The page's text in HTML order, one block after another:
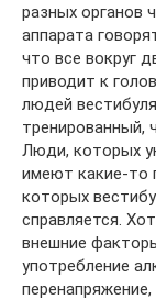
разных органов
аппарата
что все вокруг
приводит к
людей
тренированный,
Люди, которых
имеют какие-то
которых
справляется.
внешние
употребление